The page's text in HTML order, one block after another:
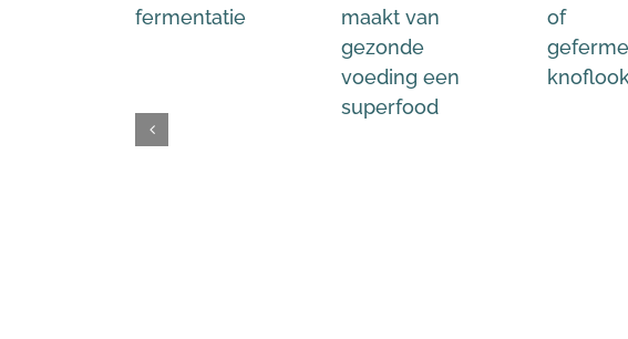
fermentatie
maakt van
gezonde
voeding een
superfood
of
knoflook